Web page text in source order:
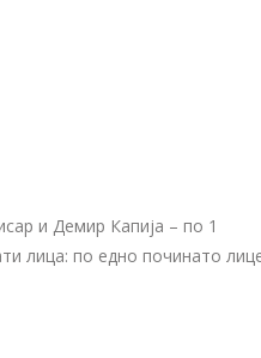
и Демир Капија – по 1
лица: по едно починато